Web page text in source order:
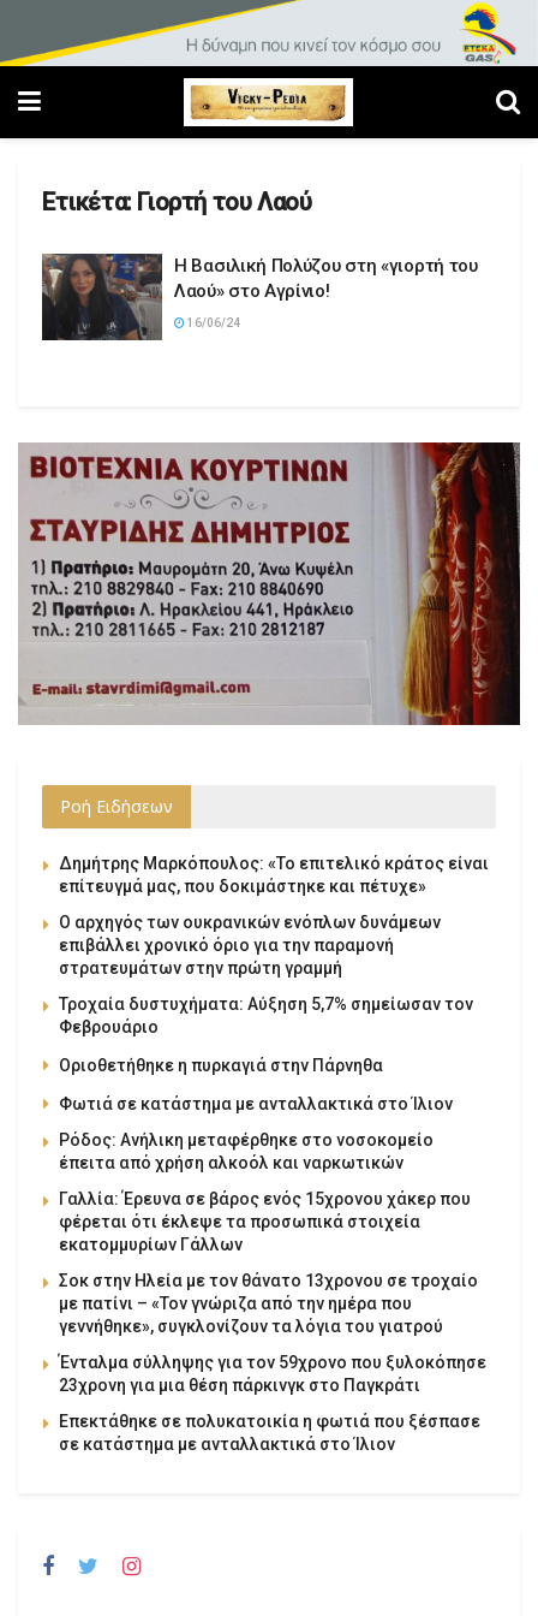
Ετικέτα: Γιορτή του Λαού
Η Βασιλική Πολύζου στη «γιορτή του
Λαού» στο Αγρίνιο!
16/06/24
Ροή Ειδήσεων
Δημήτρης Μαρκόπουλος: «Το επιτελικό κράτος είναι
επίτευγμά μας, που δοκιμάστηκε και πέτυχε»
Ο αρχηγός των ουκρανικών ενόπλων δυνάμεων
επιβάλλει χρονικό όριο για την παραμονή
στρατευμάτων στην πρώτη γραμμή
Τροχαία δυστυχήματα: Αύξηση 5,7% σημείωσαν τον
Φεβρουάριο
Οριοθετήθηκε η πυρκαγιά στην Πάρνηθα
Φωτιά σε κατάστημα με ανταλλακτικά στο Ίλιον
Ρόδος: Ανήλικη μεταφέρθηκε στο νοσοκομείο
έπειτα από χρήση αλκοόλ και ναρκωτικών
Γαλλία: Έρευνα σε βάρος ενός 15χρονου χάκερ που
φέρεται ότι έκλεψε τα προσωπικά στοιχεία
εκατομμυρίων Γάλλων
Σοκ στην Ηλεία με τον θάνατο 13χρονου σε τροχαίο
με πατίνι – «Τον γνώριζα από την ημέρα που
γεννήθηκε», συγκλονίζουν τα λόγια του γιατρού
Ένταλμα σύλληψης για τον 59χρονο που ξυλοκόπησε
23χρονη για μια θέση πάρκινγκ στο Παγκράτι
Επεκτάθηκε σε πολυκατοικία η φωτιά που ξέσπασε
σε κατάστημα με ανταλλακτικά στο Ίλιον